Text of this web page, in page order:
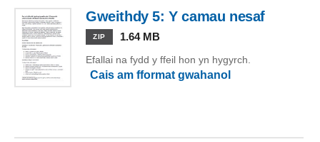
Gweithdy 5: Y camau nesaf
ZIP 1.64 MB
Efallai na fydd y ffeil hon yn hygyrch.
Cais am fformat gwahanol